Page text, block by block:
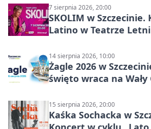
7 sierpnia 2026, 20:00
SKOLIM w
Latino w Teatrze
14 sierpnia 2026, 10:00
Żagle 2026 w
święto wraca na
15 sierpnia 2026, 20:00
Kaśka Sochacka w